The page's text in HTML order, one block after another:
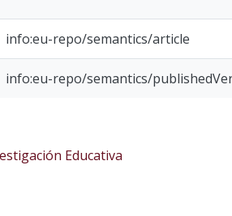
info:eu-repo/semantics/article
info:eu-repo/semantics/
Educativa